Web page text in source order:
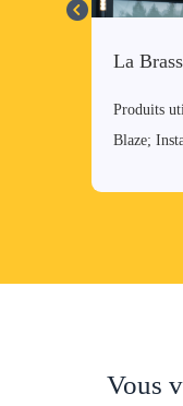
La
Produits
Blaze;
Vous